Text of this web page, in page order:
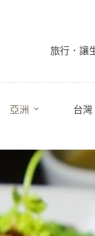
旅行．讓
亞洲 台灣